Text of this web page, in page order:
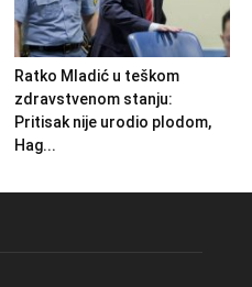
Ratko Mladić u teškom
zdravstvenom stanju:
Pritisak nije urodio plodom,
Hag...